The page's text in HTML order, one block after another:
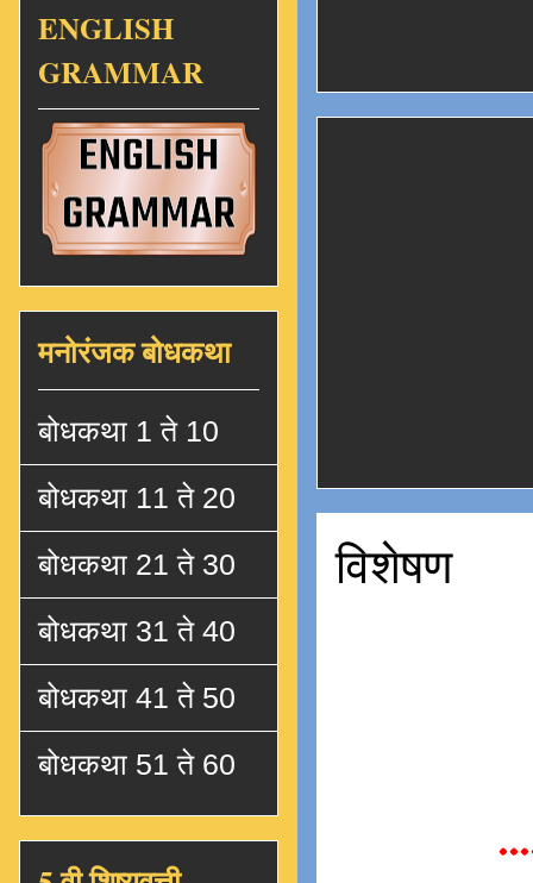
विशेषण
ENGLISH
GRAMMAR
मनोरंजक बोधकथा
बोधकथा 1 ते 10
बोधकथा 11 ते 20
बोधकथा 21 ते 30
बोधकथा 31 ते 40
बोधकथा 41 ते 50
बोधकथा 51 ते 60